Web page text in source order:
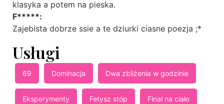
klasyka a potem na pieska.
F*****:
Zajebista dobrze ssie a te dziurki ciasne poezja ;*
Usługi
69 Dominacja Dwa zbliżenia w godzinie
Eksperymenty Fetysz stóp Finał na ciało